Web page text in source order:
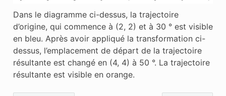
Dans le diagramme ci-dessus, la trajectoire
d’origine, qui commence à (2, 2) et à 30 ° est visible
en bleu. Après avoir appliqué la transformation ci-
dessus, l’emplacement de départ de la trajectoire
résultante est changé en (4, 4) à 50 °. La trajectoire
résultante est visible en orange.